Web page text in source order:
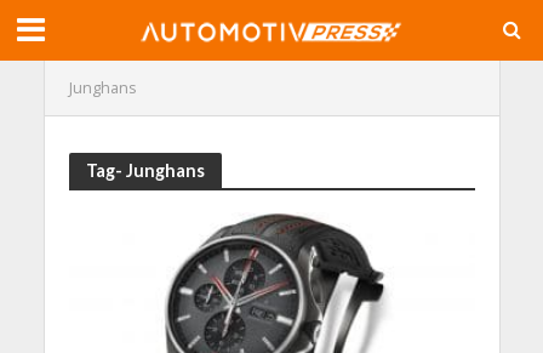
Junghans
Tag- Junghans